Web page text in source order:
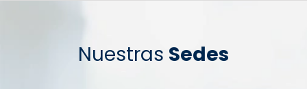
Nuestras Sedes